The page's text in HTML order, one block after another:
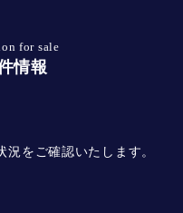
for sale
情報
をご確認いたします。